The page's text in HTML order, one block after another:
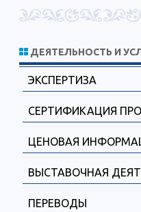
ДЕЯТЕЛЬНОСТЬ И
ЭКСПЕРТИЗА
СЕРТИФИКАЦИЯ
ЦЕНОВАЯ
ВЫСТАВОЧНАЯ
ПЕРЕВОДЫ